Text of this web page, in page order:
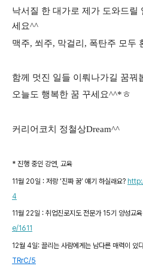
낙서질 한 대가로 제가 도와드릴
세요^^
맥주, 쐬주, 막걸리, 폭탄주 모두
함께 멋진 일들 이뤄나가길 꿈꿔
오늘도 행복한 꿈 꾸세요^^*ㅎ
커리어코치 정철상Dream^^
* 진행 중인 강연, 교육
11월 20일 : 저랑 ‘진짜 꿈’ 얘기 하실래요?
4
11월 22일 : 취업진로지도 전문가 15기 양성교육
e/1611
12월 4일: 끌리는 사람에게는 남다른 매력이 있
TRrC/5